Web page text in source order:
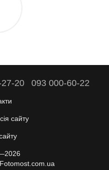
20 093 000-60-22
сайту